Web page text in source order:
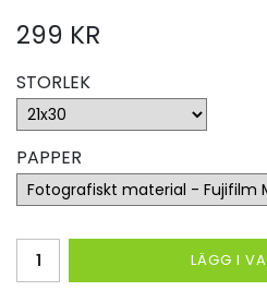
299 KR
STORLEK
PAPPER
LÄGG I